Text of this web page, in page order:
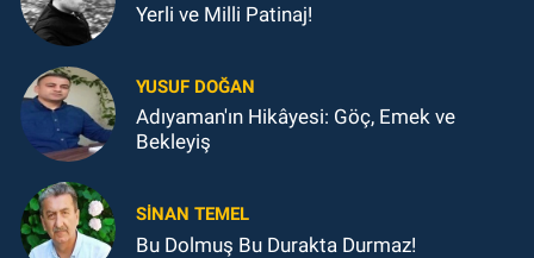
Yerli ve Milli Patinaj!
YUSUF DOĞAN
Adıyaman'ın Hikâyesi: Göç, Emek ve
Bekleyiş
SINAN TEMEL
Bu Dolmuş Bu Durakta Durmaz!